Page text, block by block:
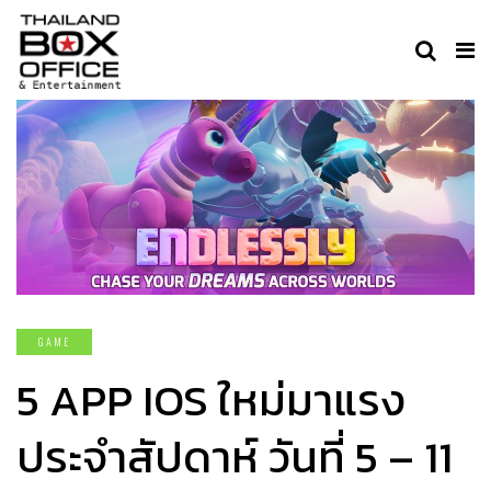
GAME
5 APP IOS ใหม่มาแรง
ประจำสัปดาห์ วันที่ 5 – 11